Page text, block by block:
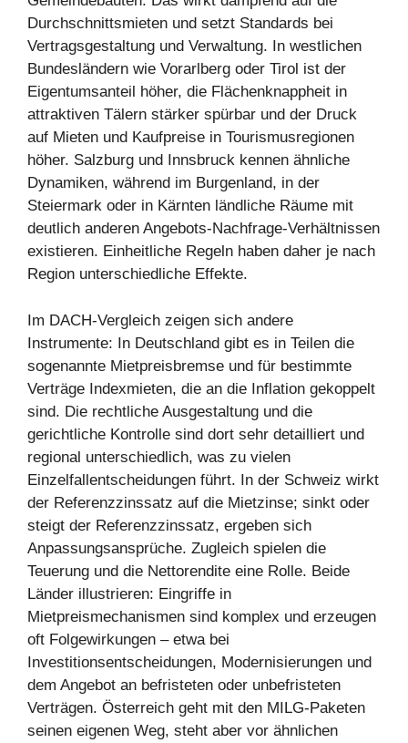
Durchschnittsmieten und setzt Standards bei
Vertragsgestaltung und Verwaltung. In westlichen
Bundesländern wie Vorarlberg oder Tirol ist der
Eigentumsanteil höher, die Flächenknappheit in
attraktiven Tälern stärker spürbar und der Druck
auf Mieten und Kaufpreise in Tourismusregionen
höher. Salzburg und Innsbruck kennen ähnliche
Dynamiken, während im Burgenland, in der
Steiermark oder in Kärnten ländliche Räume mit
deutlich anderen Angebots-Nachfrage-Verhältnissen
existieren. Einheitliche Regeln haben daher je nach
Region unterschiedliche Effekte.
Im DACH-Vergleich zeigen sich andere
Instrumente: In Deutschland gibt es in Teilen die
sogenannte Mietpreisbremse und für bestimmte
Verträge Indexmieten, die an die Inflation gekoppelt
sind. Die rechtliche Ausgestaltung und die
gerichtliche Kontrolle sind dort sehr detailliert und
regional unterschiedlich, was zu vielen
Einzelfallentscheidungen führt. In der Schweiz wirkt
der Referenzzinssatz auf die Mietzinse; sinkt oder
steigt der Referenzzinssatz, ergeben sich
Anpassungsansprüche. Zugleich spielen die
Teuerung und die Nettorendite eine Rolle. Beide
Länder illustrieren: Eingriffe in
Mietpreismechanismen sind komplex und erzeugen
oft Folgewirkungen – etwa bei
Investitionsentscheidungen, Modernisierungen und
dem Angebot an befristeten oder unbefristeten
Verträgen. Österreich geht mit den MILG-Paketen
seinen eigenen Weg, steht aber vor ähnlichen